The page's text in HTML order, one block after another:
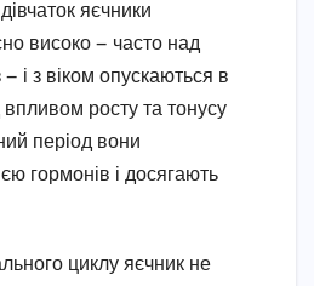
яєчники
високо — часто над
і з віком опускаються в
росту та тонусу
період вони
гормонів і досягають
циклу яєчник не